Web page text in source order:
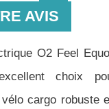
AVIS
O2 Feel
choix
cargo robuste